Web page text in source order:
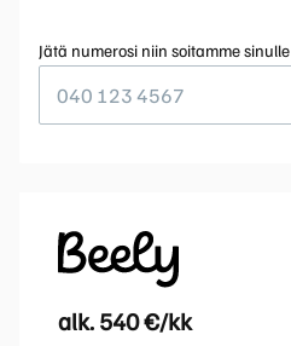
Jätä numerosi niin soitamme sinulle
alk. 540 €/kk